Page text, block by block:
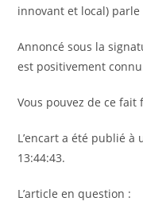
innovant et local)
Annoncé sous la
est positivement
Vous pouvez de ce
L’encart a été publié à
13:44:43.
L’article en question :